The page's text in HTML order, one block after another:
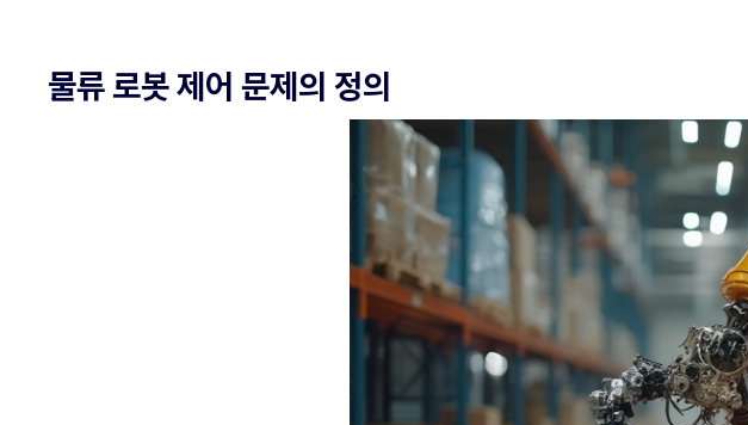
물류 로봇 제어 문제의 정의